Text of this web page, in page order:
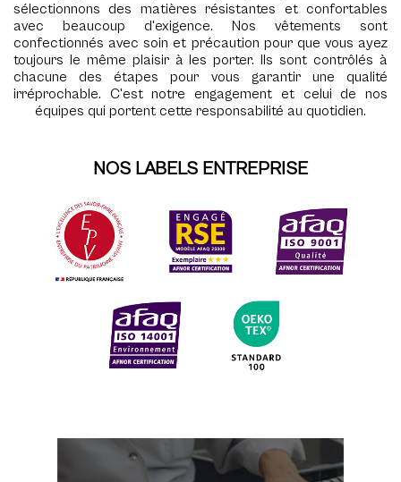
sélectionnons des matières résistantes et confortables
avec beaucoup d'exigence. Nos vêtements sont
confectionnés avec soin et précaution pour que vous ayez
toujours le même plaisir à les porter. Ils sont contrôlés à
chacune des étapes pour vous garantir une qualité
irréprochable. C'est notre engagement et celui de nos
équipes qui portent cette responsabilité au quotidien.
NOS LABELS ENTREPRISE